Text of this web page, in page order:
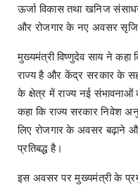
ऊर्जा विकास तथा खनिज
और रोजगार के नए अवसर
मुख्यमंत्री विष्णुदेव साय ने कहा
राज्य है और केंद्र सरकार के
के क्षेत्र में राज्य नई
कहा कि राज्य सरकार निवेश
लिए रोजगार के अवसर बढ़ाने
प्रतिबद्ध है।
इस अवसर पर मुख्यमंत्री के